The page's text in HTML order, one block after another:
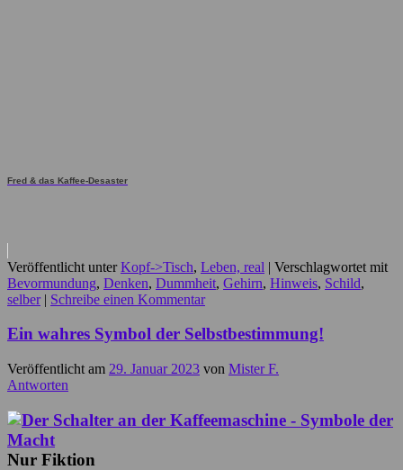
Fred & das Kaffee-Desaster
Veröffentlicht unter Kopf->Tisch, Leben, real | Verschlagwortet mit
Bevormundung, Denken, Dummheit, Gehirn, Hinweis, Schild,
selber | Schreibe einen Kommentar
Ein wahres Symbol der Selbstbestimmung!
Veröffentlicht am 29. Januar 2023 von Mister F.
Antworten
Nur Fiktion